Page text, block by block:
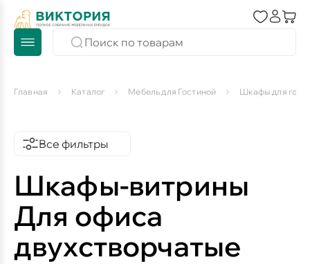
Главная Каталог Мебель для Гостиной Шкафы для
Все фильтры
Шкафы-витрины
Для офиса
двухстворчатые